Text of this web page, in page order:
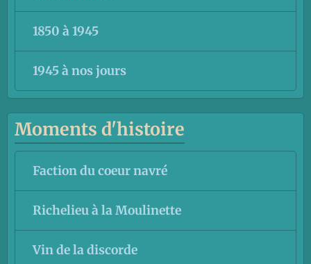
1850 à 1945
1945 à nos jours
Moments d'histoire
Faction du coeur navré
Richelieu à la Moulinette
Vin de la discorde